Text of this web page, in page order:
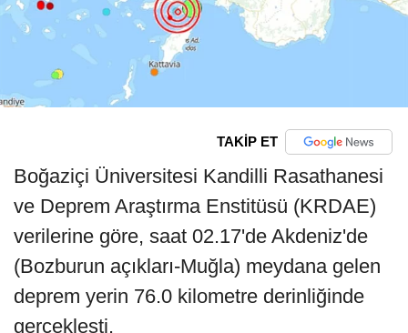
TAKİP ET
Boğaziçi Üniversitesi Kandilli Rasathanesi
ve Deprem Araştırma Enstitüsü (KRDAE)
verilerine göre, saat 02.17'de Akdeniz'de
(Bozburun açıkları-Muğla) meydana gelen
deprem yerin 76.0 kilometre derinliğinde
gerçekleşti.